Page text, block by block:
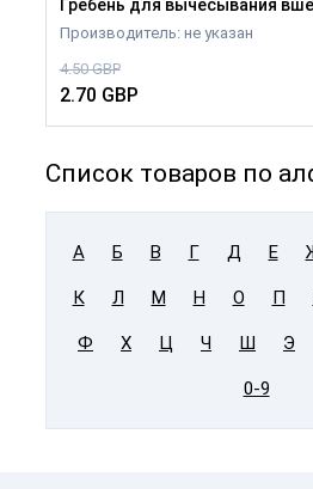
Гребень для вычесывания
Производитель: не указан
4.50 GBP
2.70 GBP
Список товаров по
А Б В Г Д Е
К Л М Н О П
Ф Х Ц Ч Ш Э
0-9